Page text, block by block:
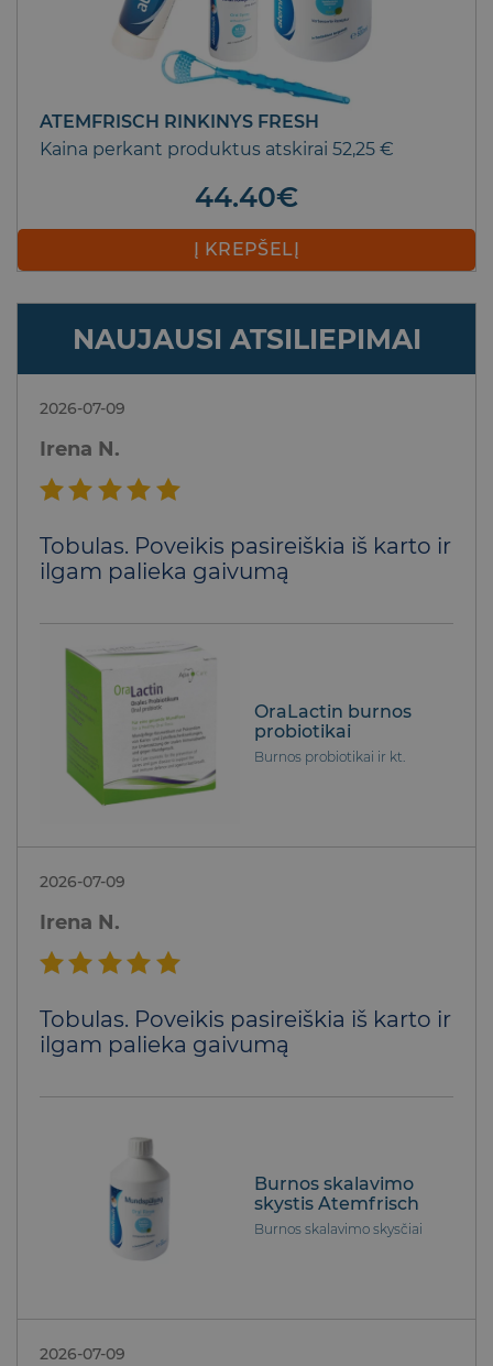
ATEMFRISCH RINKINYS FRESH
Kaina perkant produktus atskirai 52,25 €
44.40€
Į KREPŠELĮ
NAUJAUSI ATSILIEPIMAI
2026-07-09
Irena N.
5iš 5
Tobulas. Poveikis pasireiškia iš karto ir
ilgam palieka gaivumą
OraLactin burnos
probiotikai
Burnos probiotikai ir kt.
2026-07-09
Irena N.
5iš 5
Tobulas. Poveikis pasireiškia iš karto ir
ilgam palieka gaivumą
Burnos skalavimo
skystis Atemfrisch
Burnos skalavimo skysčiai
2026-07-09